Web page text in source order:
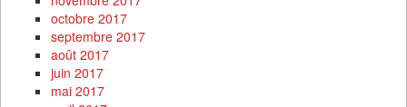
octobre 2017
septembre 2017
août 2017
juin 2017
mai 2017